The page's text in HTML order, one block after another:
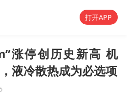
打开APP
涨停创历史新高 机
液冷散热成为必选项